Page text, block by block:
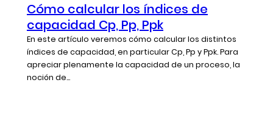
Cómo calcular los índices de
capacidad Cp, Pp, Ppk
En este artículo veremos cómo calcular los distintos
índices de capacidad, en particular Cp, Pp y Ppk. Para
apreciar plenamente la capacidad de un proceso, la
noción de...